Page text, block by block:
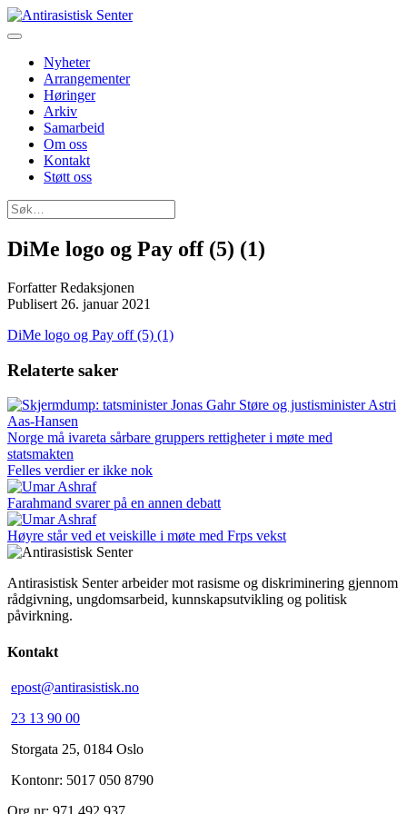
Nyheter
Arrangementer
Høringer
Arkiv
Samarbeid
Om oss
Kontakt
Støtt oss
Søk
etter:
DiMe logo og Pay off (5) (1)
Forfatter Redaksjonen
Publisert 26. januar 2021
DiMe logo og Pay off (5) (1)
Relaterte saker
Norge må ivareta sårbare gruppers rettigheter i møte med
statsmakten
Felles verdier er ikke nok
Farahmand svarer på en annen debatt
Høyre står ved et veiskille i møte med Frps vekst
Antirasistisk Senter arbeider mot rasisme og diskriminering gjennom
rådgivning, ungdomsarbeid, kunnskapsutvikling og politisk
påvirkning.
Kontakt
epost@antirasistisk.no
23 13 90 00
Storgata 25, 0184 Oslo
Kontonr: 5017 050 8790
Org.nr: 971 492 937